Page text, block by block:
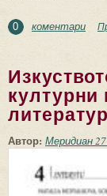
0 коментари
културни
Автор: Меридиан